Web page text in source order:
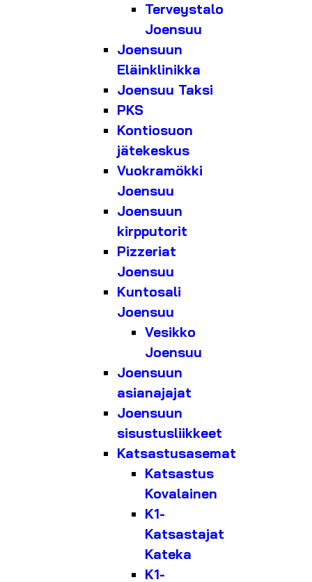
Terveystalo
Joensuu
Joensuun
Eläinklinikka
Joensuu Taksi
PKS
Kontiosuon
jätekeskus
Vuokramökki
Joensuu
Joensuun
kirpputorit
Pizzeriat
Joensuu
Kuntosali
Joensuu
Vesikko
Joensuu
Joensuun
asianajajat
Joensuun
sisustusliikkeet
Katsastusasemat
Katsastus
Kovalainen
K1-
Katsastajat
Kateka
K1-